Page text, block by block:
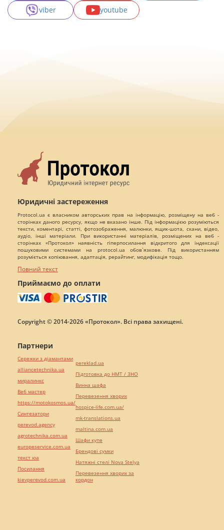
viber
youtube
Юридичні застереження
Protocol.ua є власником авторських прав на інформацію, розміщену на веб -
сторінках даного ресурсу, якщо не вказано інше. Під інформацією розуміються
тексти, коментарі, статті, фотозображення, малюнки, ящик-шота, скани, відео,
аудіо, інші матеріали. При використанні матеріалів, розміщених на веб -
сторінках «Протокол» наявність гіперпосилання відкритого для індексації
пошуковими системами на protocol.ua обов`язкове. Під використанням
розуміється копіювання, адаптація, рерайтинг, модифікація тощо.
Повний текст
Приймаємо до оплати
Copyright © 2014-2026 «Протокол». Всі права захищені.
Партнери
Сережки з діамантами
alliancetechnika.ua
миралинкс
Веб мастер
https://motokosmos.ua/
Синтезатори
perevod.agency
agrotechnika.com.ua
europeservice.com.ua
текст юа
Посилання
kievperevod.com.ua
pereklad.ua
Підготовка до НМТ / ЗНО
Винна шафа
Перевезення хворих
hospice-life.com.ua/
mk-translations.ua
maltina.com.ua
Шафи купе
Брендові сумки
Натяжні стелі Nova Stelya
Перевезення хворих за
кордон